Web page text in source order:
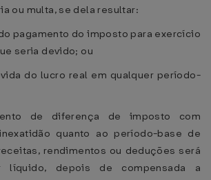
ou multa, se dela resultar:
pagamento do imposto para exercício
seria devido; ou
do lucro real em qualquer período-
de diferença de imposto com
quanto ao período-base de
rendimentos ou deduções será
depois de compensada a